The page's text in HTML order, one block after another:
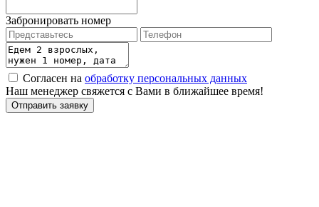
Забронировать номер
Согласен на обработку персональных данных
Наш менеджер свяжется с Вами в ближайшее время!